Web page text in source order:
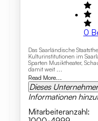
0
Das Saarländische
Kulturinstitutionen im
Sparten Musiktheater,
damit weit ...
Read More...
Dieses
Informationen
Mitarbeiteranzahl: